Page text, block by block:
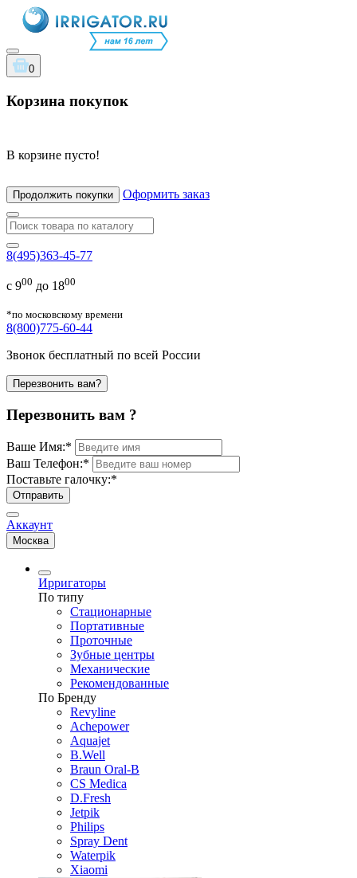
0
Корзина покупок
В корзине пусто!
Продолжить покупки Оформить заказ
8(495)363-45-77
с 900 до 1800
*по московскому времени
8(800)775-60-44
Звонок бесплатный по всей России
Перезвонить вам?
Перезвонить вам ?
Ваше Имя:*
Ваш Телефон:*
Поставьте галочку:*
Отправить
Аккаунт
Москва
Ирригаторы
По типу
Стационарные
Портативные
Проточные
Зубные центры
Механические
Рекомендованные
По Бренду
Revyline
Achepower
Aquajet
B.Well
Braun Oral-B
CS Medica
D.Fresh
Jetpik
Philips
Spray Dent
Waterpik
Xiaomi